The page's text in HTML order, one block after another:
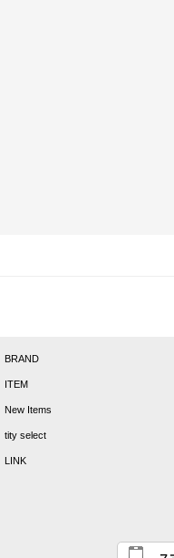
BRAND
ITEM
New Items
tity select
LINK